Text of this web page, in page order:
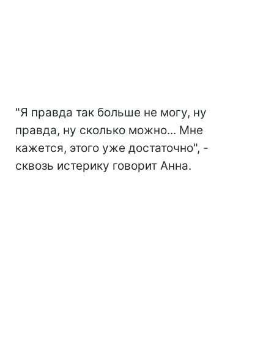
"Я правда так больше не могу, ну
правда, ну сколько можно... Мне
кажется, этого уже достаточно", -
сквозь истерику говорит Анна.